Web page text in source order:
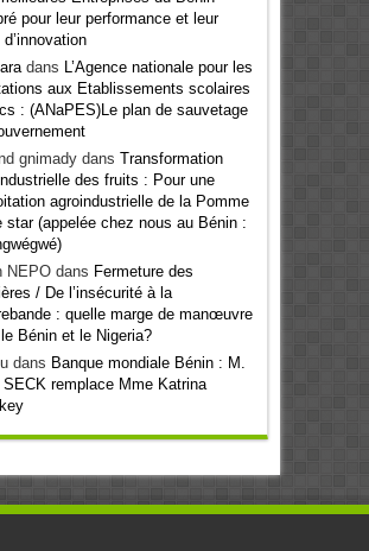
pour leur performance et leur
dans L’Agence nationale pour les
aux Etablissements scolaires
: (ANaPES)Le plan de sauvetage
gnimadydans Transformation
des fruits : Pour une
agroindustrielle de la Pomme
star (appelée chez nous au Bénin :
NEPOdans Fermeture des
/ De l’insécurité à la
: quelle marge de manœuvre
Bénin et le Nigeria?
dans Banque mondiale Bénin : M.
remplace Mme Katrina